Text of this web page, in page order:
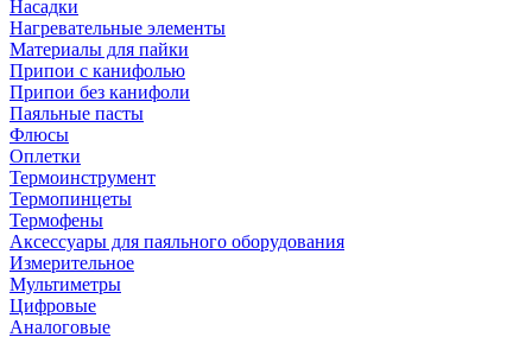
Насадки
Нагревательные элементы
Материалы для пайки
Припои с канифолью
Припои без канифоли
Паяльные пасты
Флюсы
Оплетки
Термоинструмент
Термопинцеты
Термофены
Аксессуары для паяльного оборудования
Измерительное
Мультиметры
Цифровые
Аналоговые